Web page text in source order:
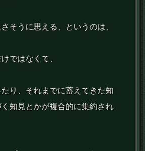
そうに思える、というのは、
ではなくて、
り、それまでに蓄えてきた知
知見とかが複合的に集約され